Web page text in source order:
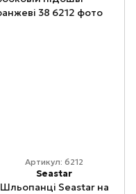
Артикул: 6212
Seastar
Шльопанці Seastar на